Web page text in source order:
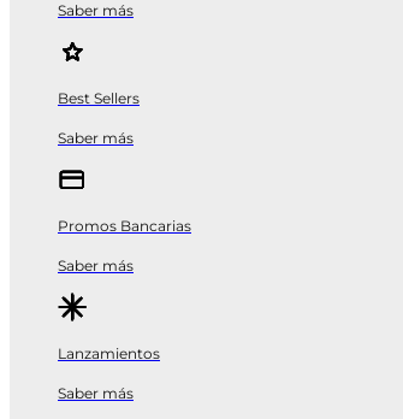
Saber más
Best Sellers
Saber más
Promos Bancarias
Saber más
Lanzamientos
Saber más